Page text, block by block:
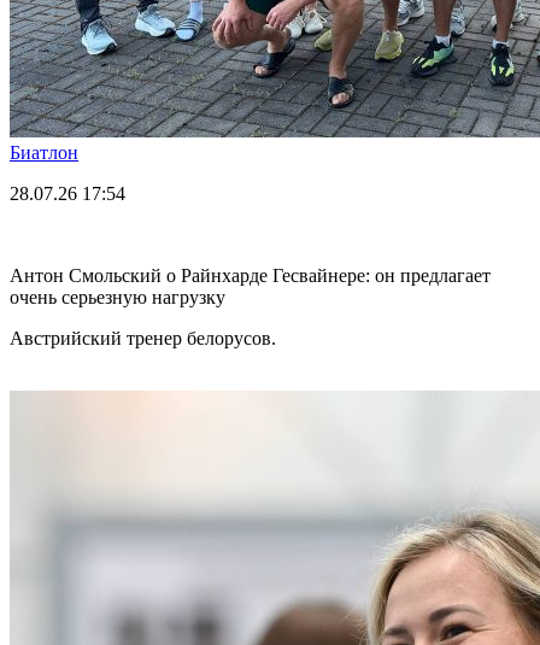
Биатлон
28.07.26 17:54
Антон Смольский о Райнхарде Гесвайнере: он предлагает
очень серьезную нагрузку
Австрийский тренер белорусов.